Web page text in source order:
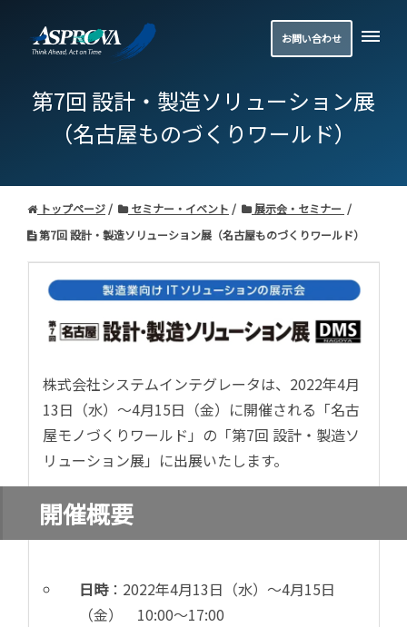
お問い合わせ
第7回 設計・製造ソリューション展
（名古屋ものづくりワールド）
トップページ セミナー・イベント
展示会・セミナー
第7回 設計・製造ソリューション展（名古屋ものづくりワールド）
株式会社システムインテグレータは、2022年4月
13日（水）～4月15日（金）に開催される「名古
屋モノづくりワールド」の「第7回 設計・製造ソ
リューション展」に出展いたします。
開催概要
日時：2022年4月13日（水）～4月15日
（金） 10:00〜17:00